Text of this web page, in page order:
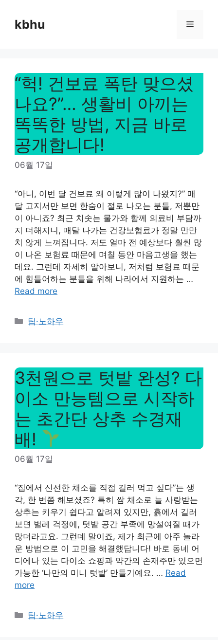
contentkbhu Menu
“헉! 건보료 폭탄 맞으셨
나요?”… 생활비 아끼는
똑똑한 방법, 지금 바로
공개합니다!
06월 17일
“아니, 이번 달 건보료 왜 이렇게 많이 나왔지?” 매
달 고지서만 보면 한숨이 절로 나오는 분들, 저뿐만
이 아니죠? 최근 치솟는 물가와 함께 의료비 부담까
지 더해지니, 매달 나가는 건강보험료가 정말 만만
치 않게 느껴집니다. 저도 얼마 전 예상보다 훨씬 많
이 나온 보험료 때문에 며칠 동안 마음고생을 했는
데요. 그런데 자세히 알아보니, 저처럼 보험료 때문
에 힘들어하는 분들을 위해 나라에서 지원하는 …
Read more
Categories
팁·노하우
3천원으로 텃밭 완성? 다
이소 만능템으로 시작하
는 초간단 상추 수경재
배!
06월 17일
“집에서 신선한 채소를 직접 길러 먹고 싶다”는 생
각, 한 번쯤 해보셨죠? 특히 쌈 채소로 늘 사랑받는
상추는 키우기 쉽다고 알려져 있지만, 흙에서 길러
보면 벌레 걱정에, 텃밭 공간 부족에 망설여질 때가
많더라고요. 그런데 말이죠, 제가 최근에 아주 놀라
운 방법으로 이 고민을 해결했답니다! 바로 동네 어
디에나 있는 다이소 쇼핑과 약간의 손재주만 있으면
가능한 ‘나만의 미니 텃밭’ 만들기예요. … Read
more
Categories
팁·노하우